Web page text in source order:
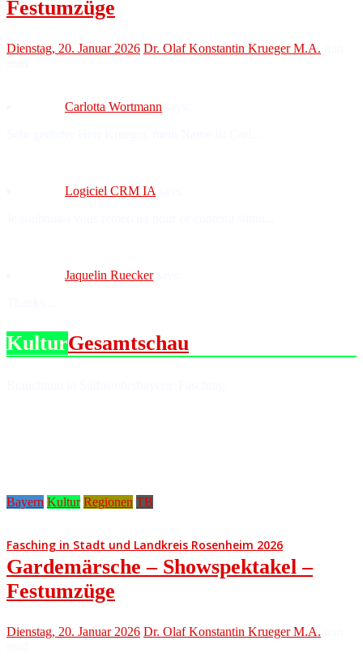
Festumzüge
Dienstag, 20. Januar 2026 Dr. Olaf Konstantin Krueger M.A.
Carlotta Wortmann
Logiciel CRM IA
Jaquelin Rueckersays:
KulturGesamtschau
Bayern Kultur Regionen TB
Fasching in Stadt und Landkreis Rosenheim 2026
Gardemärsche – Showspektakel –
Festumzüge
Dienstag, 20. Januar 2026 Dr. Olaf Konstantin Krueger M.A.